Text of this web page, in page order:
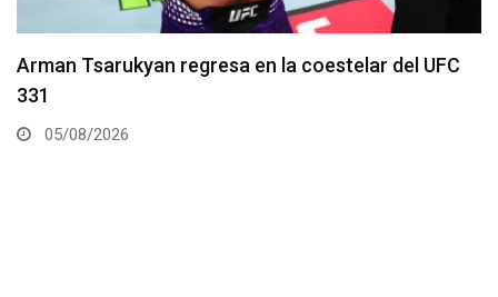
Gable Steveson recibe pelea en el UFC 331
05/08/2026